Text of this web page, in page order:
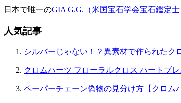
日本で唯一のGIA G.G.（米国宝石学会宝石鑑定士
人気記事
シルバーじゃない！？異素材で作られたク
クロムハーツ フローラルクロス ハートブ
ペーパーチェーン偽物の見分け方【クロム